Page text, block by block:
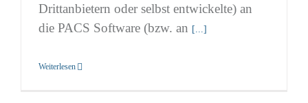
Drittanbietern oder selbst entwickelte) an
die PACS Software (bzw. an [...]
Weiterlesen